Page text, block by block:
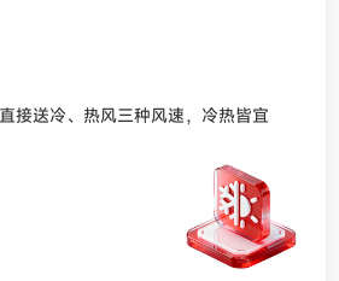
接送冷、热风三种风速，冷热皆宜